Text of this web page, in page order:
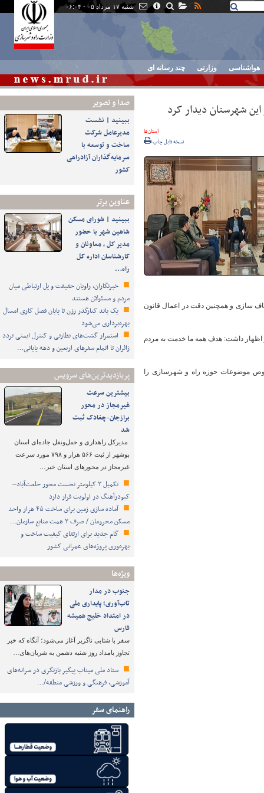
شنبه ۱۷ مرداد ۰۵ - ۰۶:۰۴
هواشناسی وزارتی چند رسانه ای
صدا و تصوير
ببینید | نشست
مدیرعامل شرکت
ساخت و توسعه با
سرمایه‌گذاران آزادراهی
کشور
عناوین برتر
ببینید | شورای مسکن
شاهین شهر با حضور
مدیر کل ، معاونان و
کارشناسان اداره کل
راه…
خبرنگاران، راویان حقیقت و پل ارتباطی میان
مردم و مسئولان هستند
یک باند کنارگذر رزن تا پایان فصل کاری امسال
بهره‌برداری می‌شود
استمرار گشت‌های نظارتی و کنترل ایمنی تردد
زائران تا اتمام سفرهای اربعین و دهه پایانی…
پربازدیدترین‌های سرویس
بیشترین سرعت
غیرمجاز در محور
برازجان-چغادک ثبت
شد
مدیرکل راهداری و حمل‌ونقل جاده‌ای استان
بوشهر از ثبت ۵۶۶ هزار و ۷۹۸ مورد سرعت
غیرمجاز در محورهای استان خبر…
تکمیل ۳ کیلومتر نخست محور خلعت‌آباد–
کبودرآهنگ در اولویت قرار دارد
آماده سازی زمین برای ساخت ۴۵ هزار واحد
مسکن محرومان / صرف ۳ همت منابع سازمان…
گام جدید برای ارتقای کیفیت ساخت و
بهره‌وری پروژه‌های عمرانی کشور
ویژه‌ها
جنوب در مدار
تاب‌آوری؛ پایداری ملی
در امتداد خلیج همیشه
فارس
سفر با شتابی ناگزیر آغاز می‌شود؛ آنگاه که خبر
تجاوز بامداد روز شنبه دشمن به شریان‌های…
ستاد ملی میناب پیگیر بازنگری در سرانه‌های
آموزشی، فرهنگی و ورزشی منطقه/…
راهنمای سفر
شهرستان دیدار کرد
استان‌ها
نسخه قابل چاپ
سازی و همچنین دقت در اعمال قانون
اظهار داشت: هدف همه ما خدمت به مردم
موضوعات حوزه راه و شهرسازی را